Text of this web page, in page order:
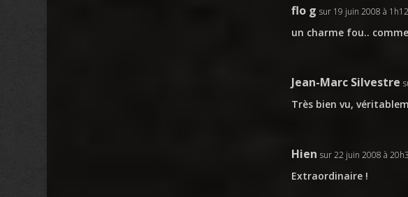
flo g sur 19 juin 2008 à 1h12
un charme fou..
Jean-Marc Silvestre
Très bien vu,
Hien sur 22 juin 2008 à
Extraordinaire !